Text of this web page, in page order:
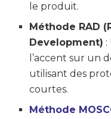
le produit.
Méthode RAD
Development) :
l’accent sur un
utilisant des
courtes.
Méthode